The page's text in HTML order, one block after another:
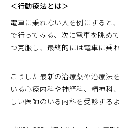
＜行動療法とは＞
電車に乗れない人を例にすると
で行ってみる、次に電車を眺め
つ克服し、最終的には電車に乗
こうした最新の治療薬や治療法
いる心療内科や神経科、精神科
しい医師のいる内科を受診する